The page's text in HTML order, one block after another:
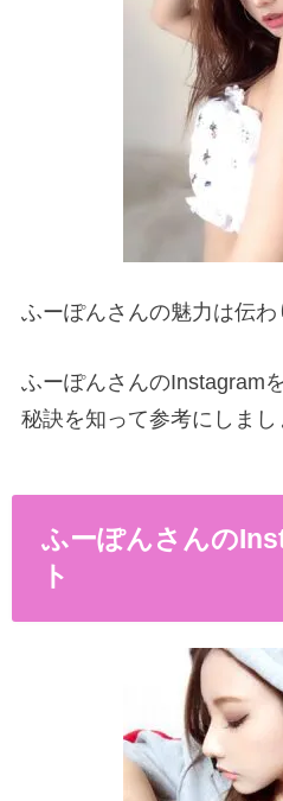
ふーぽんさんの魅力は伝わ
ふーぽんさんのInstagram
秘訣を知って参考にしまし
ふーぽんさんの
ト